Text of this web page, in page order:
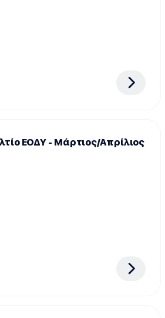
ΕΟΔΥ - Μάρτιος/Απρίλιος